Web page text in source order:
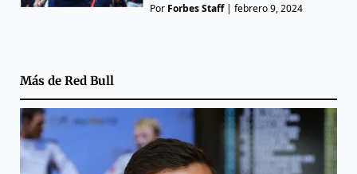
Por Forbes Staff|febrero 9, 2024
Más de Red Bull